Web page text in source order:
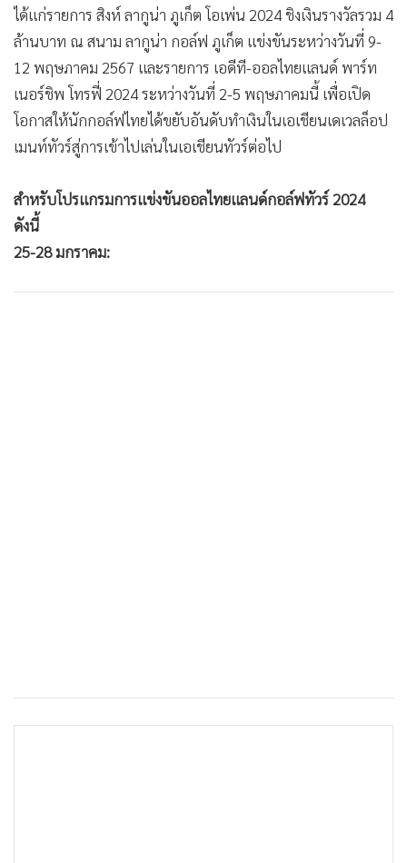
ได้แก่รายการ สิงห์ ลากูน่า ภูเก็ต โอเพ่น 2024 ชิงเงินรางวัลรวม 4
ล้านบาท ณ สนาม ลากูน่า กอล์ฟ ภูเก็ต แข่งขันระหว่างวันที่ 9-
12 พฤษภาคม 2567 และรายการ เอดีที-ออลไทยแลนด์ พาร์ท
เนอร์ชิพ โทรฟี่ 2024 ระหว่างวันที่ 2-5 พฤษภาคมนี้ เพื่อเปิด
โอกาสให้นักกอล์ฟไทยได้ขยับอันดับทำเงินในเอเชียนเดเวลล็อป
เมนท์ทัวร์สู่การเข้าไปเล่นในเอเชียนทัวร์ต่อไป
สำหรับโปรแกรมการแข่งขันออลไทยแลนด์กอล์ฟทัวร์ 2024
ดังนี้
25-28 มกราคม: